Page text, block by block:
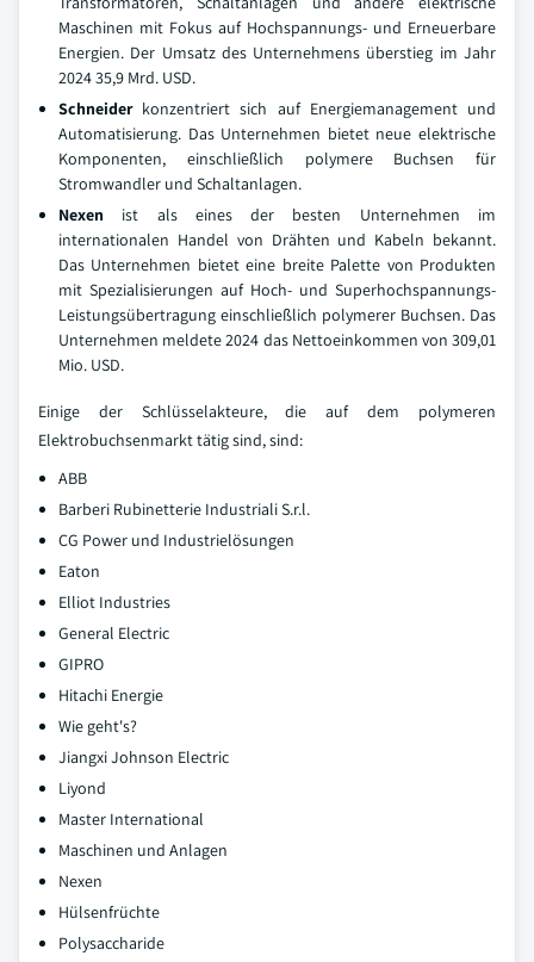
Maschinen mit Fokus auf Hochspannungs- und Erneuerbare
Energien. Der Umsatz des Unternehmens überstieg im Jahr
2024 35,9 Mrd. USD.
Schneider konzentriert sich auf Energiemanagement und
Automatisierung. Das Unternehmen bietet neue elektrische
Komponenten, einschließlich polymere Buchsen für
Stromwandler und Schaltanlagen.
Nexen ist als eines der besten Unternehmen im
internationalen Handel von Drähten und Kabeln bekannt.
Das Unternehmen bietet eine breite Palette von Produkten
mit Spezialisierungen auf Hoch- und Superhochspannungs-
Leistungsübertragung einschließlich polymerer Buchsen. Das
Unternehmen meldete 2024 das Nettoeinkommen von 309,01
Mio. USD.
Einige der Schlüsselakteure, die auf dem polymeren
Elektrobuchsenmarkt tätig sind, sind:
ABB
Barberi Rubinetterie Industriali S.r.l.
CG Power und Industrielösungen
Eaton
Elliot Industries
General Electric
GIPRO
Hitachi Energie
Wie geht's?
Jiangxi Johnson Electric
Liyond
Master International
Maschinen und Anlagen
Nexen
Hülsenfrüchte
Polysaccharide